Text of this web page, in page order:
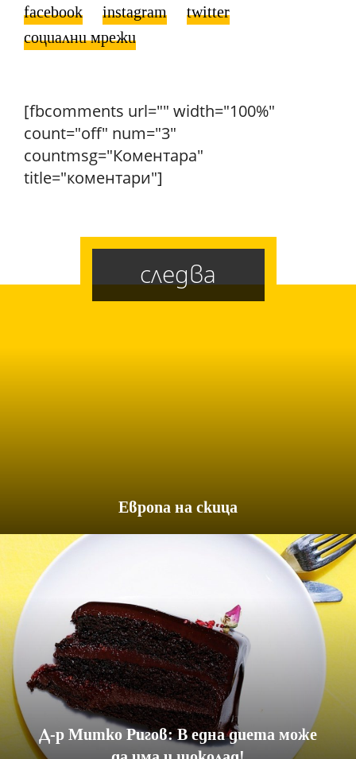
facebook instagram
twitter
социални мрежи
[fbcomments url="" width="100%"
count="off" num="3"
countmsg="Коментара"
title="коментари"]
следва
Европа на скица
Д-р Митко Ригов: В една диета може